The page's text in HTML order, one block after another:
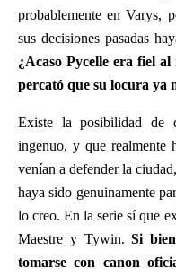
probablemente en Varys,
sus decisiones pasadas
¿Acaso Pycelle era fiel
percató que su locura ya
Existe la posibilidad de
ingenuo, y que
venían a defender la
haya sido genuinamente
lo creo. En la serie sí que
Maestre y Tywin.Si
tomarse con canon